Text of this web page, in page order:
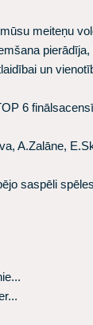
meiteņu
un
6
A.Zalāne,
saspēli